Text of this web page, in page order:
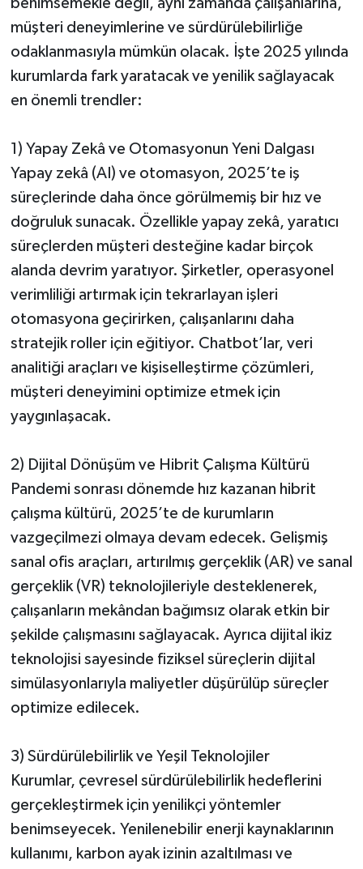
benimsemekle değil, aynı zamanda çalışanlarına,
müşteri deneyimlerine ve sürdürülebilirliğe
odaklanmasıyla mümkün olacak. İşte 2025 yılında
kurumlarda fark yaratacak ve yenilik sağlayacak
en önemli trendler:
1) Yapay Zekâ ve Otomasyonun Yeni Dalgası
Yapay zekâ (AI) ve otomasyon, 2025’te iş
süreçlerinde daha önce görülmemiş bir hız ve
doğruluk sunacak. Özellikle yapay zekâ, yaratıcı
süreçlerden müşteri desteğine kadar birçok
alanda devrim yaratıyor. Şirketler, operasyonel
verimliliği artırmak için tekrarlayan işleri
otomasyona geçirirken, çalışanlarını daha
stratejik roller için eğitiyor. Chatbot’lar, veri
analitiği araçları ve kişiselleştirme çözümleri,
müşteri deneyimini optimize etmek için
yaygınlaşacak.
2) Dijital Dönüşüm ve Hibrit Çalışma Kültürü
Pandemi sonrası dönemde hız kazanan hibrit
çalışma kültürü, 2025’te de kurumların
vazgeçilmezi olmaya devam edecek. Gelişmiş
sanal ofis araçları, artırılmış gerçeklik (AR) ve sanal
gerçeklik (VR) teknolojileriyle desteklenerek,
çalışanların mekândan bağımsız olarak etkin bir
şekilde çalışmasını sağlayacak. Ayrıca dijital ikiz
teknolojisi sayesinde fiziksel süreçlerin dijital
simülasyonlarıyla maliyetler düşürülüp süreçler
optimize edilecek.
3) Sürdürülebilirlik ve Yeşil Teknolojiler
Kurumlar, çevresel sürdürülebilirlik hedeflerini
gerçekleştirmek için yenilikçi yöntemler
benimseyecek. Yenilenebilir enerji kaynaklarının
kullanımı, karbon ayak izinin azaltılması ve